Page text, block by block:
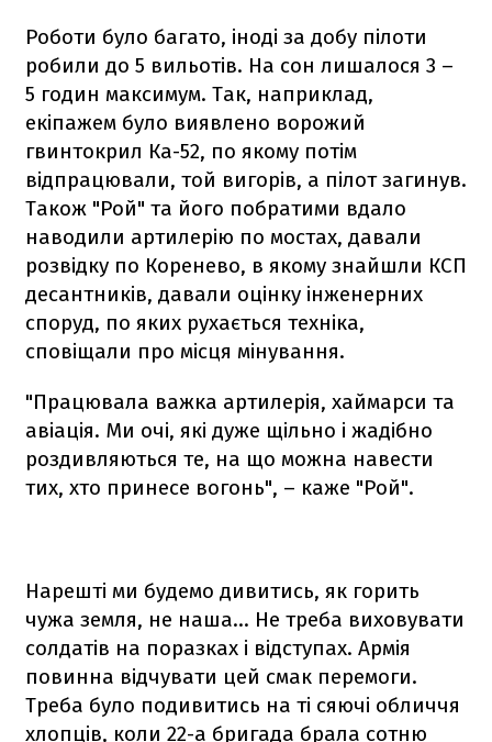
Роботи було багато, іноді за добу пілоти
робили до 5 вильотів. На сон лишалося 3 –
5 годин максимум. Так, наприклад,
екіпажем було виявлено ворожий
гвинтокрил Ка-52, по якому потім
відпрацювали, той вигорів, а пілот загинув.
Також "Рой" та його побратими вдало
наводили артилерію по мостах, давали
розвідку по Коренево, в якому знайшли КСП
десантників, давали оцінку інженерних
споруд, по яких рухається техніка,
сповіщали про місця мінування.
"Працювала важка артилерія, хаймарси та
авіація. Ми очі, які дуже щільно і жадібно
роздивляються те, на що можна навести
тих, хто принесе вогонь", – каже "Рой".
Нарешті ми будемо дивитись, як горить
чужа земля, не наша... Не треба виховувати
солдатів на поразках і відступах. Армія
повинна відчувати цей смак перемоги.
Треба було подивитись на ті сяючі обличчя
хлопців, коли 22-а бригада брала сотню